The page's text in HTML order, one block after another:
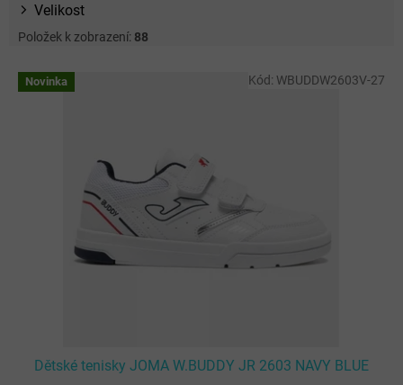
Velikost
Položek k zobrazení: 88
V Novinka
Dětské tenisky JOMA W.BUDDY JR 2603 NAVY BLUE
Kód: WBUDDW2603V-27